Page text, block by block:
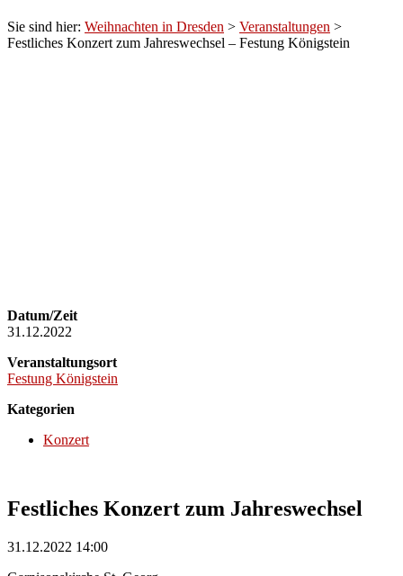
Sie sind hier: Weihnachten in Dresden > Veranstaltungen >
Festliches Konzert zum Jahreswechsel – Festung Königstein
Datum/Zeit
31.12.2022
Veranstaltungsort
Festung Königstein
Kategorien
Konzert
Festliches Konzert zum Jahreswechsel
31.12.2022 14:00